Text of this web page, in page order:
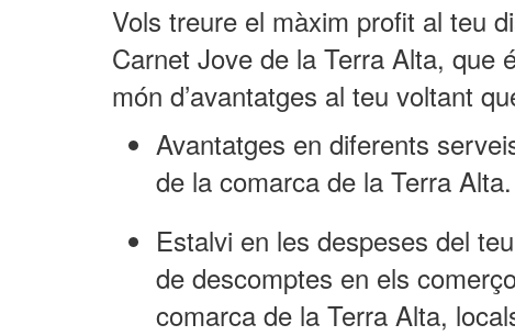
Vols treure el màxim profit al teu
Carnet Jove de la Terra Alta, que
món d’avantatges al teu voltant
Avantatges en diferents
de la comarca de la Terra Alta.
Estalvi en les despeses del
de descomptes en els
comarca de la Terra Alta,